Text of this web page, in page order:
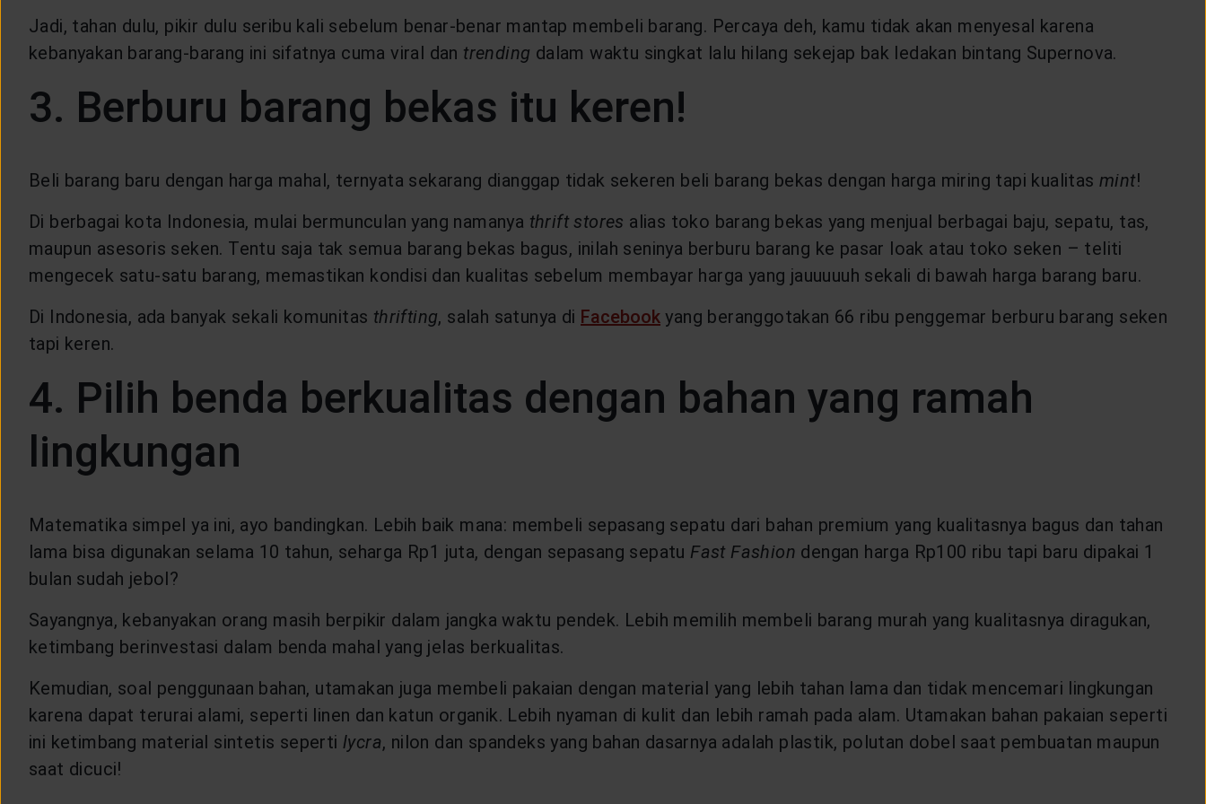
Jadi, tahan dulu, pikir dulu seribu kali sebelum benar-benar mantap membeli barang. Percaya deh, kamu tidak akan menyesal karena
kebanyakan barang-barang ini sifatnya cuma viral dan trending dalam waktu singkat lalu hilang sekejap bak ledakan bintang Supernova.
3. Berburu barang bekas itu keren!
Beli barang baru dengan harga mahal, ternyata sekarang dianggap tidak sekeren beli barang bekas dengan harga miring tapi kualitas mint!
Di berbagai kota Indonesia, mulai bermunculan yang namanya thrift stores alias toko barang bekas yang menjual berbagai baju, sepatu, tas,
maupun asesoris seken. Tentu saja tak semua barang bekas bagus, inilah seninya berburu barang ke pasar loak atau toko seken – teliti
mengecek satu-satu barang, memastikan kondisi dan kualitas sebelum membayar harga yang jauuuuuh sekali di bawah harga barang baru.
Di Indonesia, ada banyak sekali komunitas thrifting, salah satunya di Facebook yang beranggotakan 66 ribu penggemar berburu barang seken
tapi keren.
4. Pilih benda berkualitas dengan bahan yang ramah
lingkungan
Matematika simpel ya ini, ayo bandingkan. Lebih baik mana: membeli sepasang sepatu dari bahan premium yang kualitasnya bagus dan tahan
lama bisa digunakan selama 10 tahun, seharga Rp1 juta, dengan sepasang sepatu Fast Fashion dengan harga Rp100 ribu tapi baru dipakai 1
bulan sudah jebol?
Sayangnya, kebanyakan orang masih berpikir dalam jangka waktu pendek. Lebih memilih membeli barang murah yang kualitasnya diragukan,
ketimbang berinvestasi dalam benda mahal yang jelas berkualitas.
Kemudian, soal penggunaan bahan, utamakan juga membeli pakaian dengan material yang lebih tahan lama dan tidak mencemari lingkungan
karena dapat terurai alami, seperti linen dan katun organik. Lebih nyaman di kulit dan lebih ramah pada alam. Utamakan bahan pakaian seperti
ini ketimbang material sintetis seperti lycra, nilon dan spandeks yang bahan dasarnya adalah plastik, polutan dobel saat pembuatan maupun
saat dicuci!